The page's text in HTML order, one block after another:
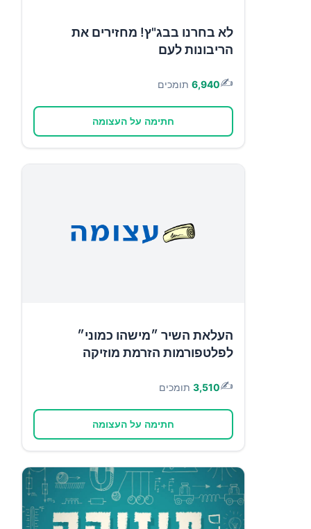
לא בחרנו בבג"ץ! מחזירים את
הריבונות לעם
✍️
6,940 תומכים
חתימה על העצומה
העלאת השיר ״מישהו כמוני״
לפלטפורמות הזרמת מוזיקה
✍️
3,510 תומכים
חתימה על העצומה